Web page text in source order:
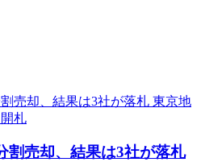
割売却、結果は3社が落札